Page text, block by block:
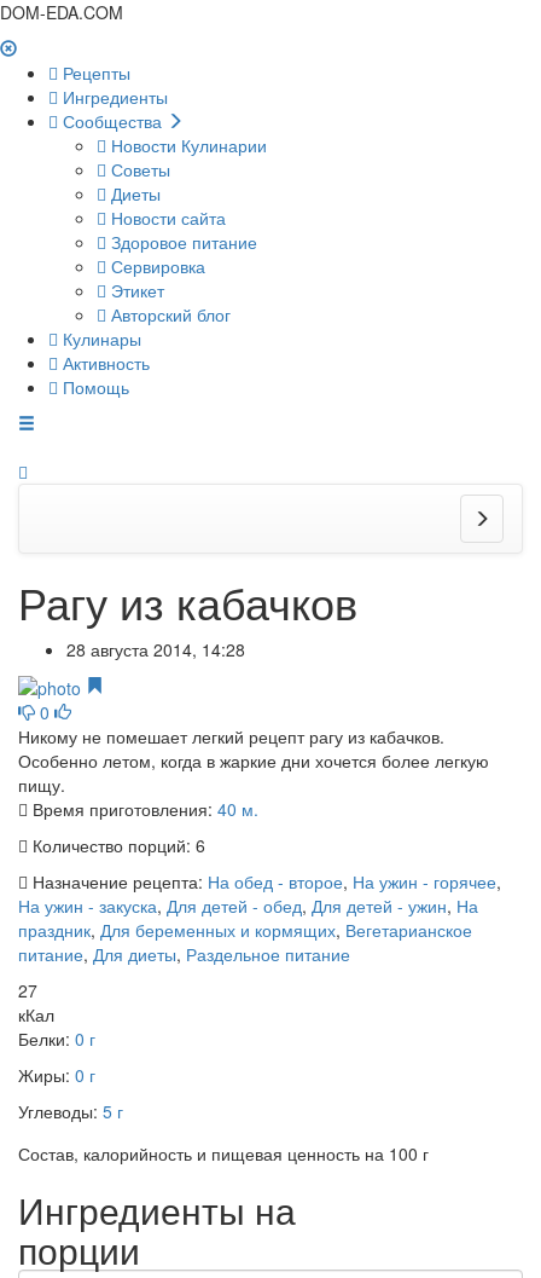
DOM-EDA.COM
Рецепты
Ингредиенты
Сообщества
Новости Кулинарии
Советы
Диеты
Новости сайта
Здоровое питание
Сервировка
Этикет
Авторский блог
Кулинары
Активность
Помощь
Рагу из кабачков
28 августа 2014, 14:28
0
Никому не помешает легкий рецепт рагу из кабачков.
Особенно летом, когда в жаркие дни хочется более легкую
пищу.
Время приготовления: 40 м.
Количество порций: 6
Назначение рецепта: На обед - второе, На ужин - горячее,
На ужин - закуска, Для детей - обед, Для детей - ужин, На
праздник, Для беременных и кормящих, Вегетарианское
питание, Для диеты, Раздельное питание
27
кКал
Белки: 0 г
Жиры: 0 г
Углеводы: 5 г
Состав, калорийность и пищевая ценность на 100 г
Ингредиенты на
порции